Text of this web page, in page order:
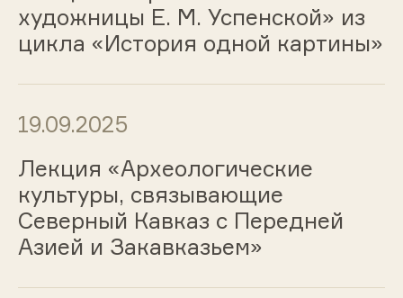
художницы Е. М. Успенской» из
цикла «История одной картины»
19.09.2025
Лекция «Археологические
культуры, связывающие
Северный Кавказ с Передней
Азией и Закавказьем»